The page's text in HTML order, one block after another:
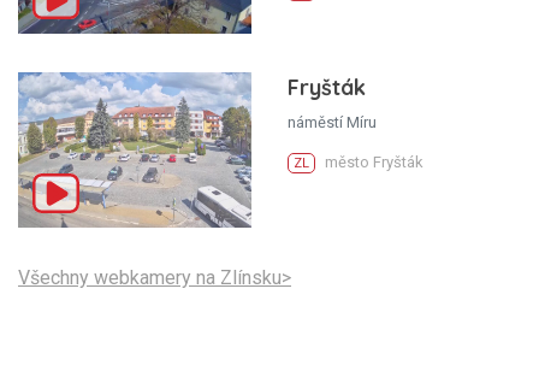
Fryšták
náměstí Míru
ZL město Fryšták
Všechny webkamery na Zlínsku>